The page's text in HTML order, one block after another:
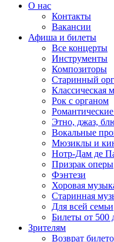
О нас
Контакты
Вакансии
Афиша и билеты
Все концерты
Инструменты
Композиторы
Старинный
Классическая
Рок с органом
Этно, джаз,
Вокальные
Мюзиклы и
Нотр-Дам де
Призрак оперы
Фэнтези
Хоровая
Старинная
Для всей семьи
Билеты от 500
Зрителям
Возврат